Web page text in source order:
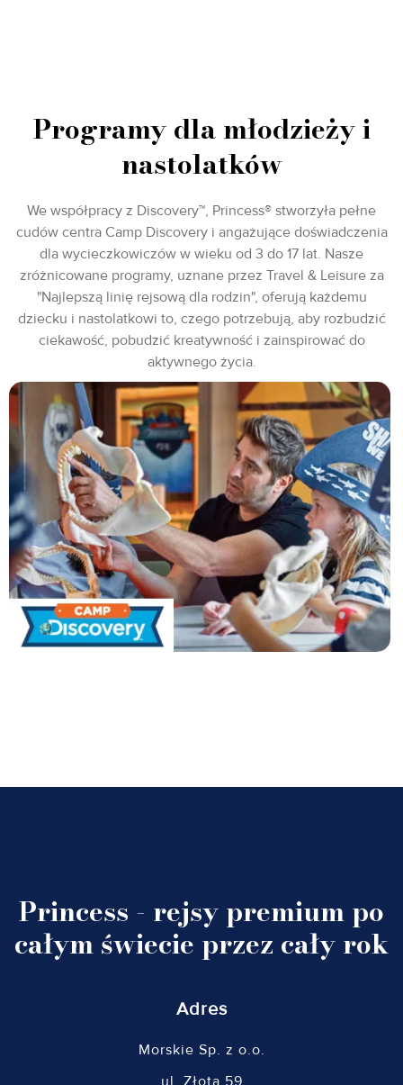
Programy dla młodzieży i
nastolatków
We współpracy z Discovery™, Princess® stworzyła pełne
cudów centra Camp Discovery i angażujące doświadczenia
dla wycieczkowiczów w wieku od 3 do 17 lat. Nasze
zróżnicowane programy, uznane przez Travel & Leisure za
"Najlepszą linię rejsową dla rodzin", oferują każdemu
dziecku i nastolatkowi to, czego potrzebują, aby rozbudzić
ciekawość, pobudzić kreatywność i zainspirować do
aktywnego życia.
Princess - rejsy premium po
całym świecie przez cały rok
Adres
Morskie Sp. z o.o.
ul. Złota 59